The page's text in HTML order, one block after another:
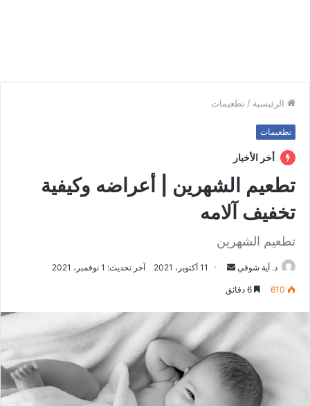
الرئيسية / تطعيمات
تطعيمات
أخر الأخبار
تطعيم الشهرين | أعراضه وكيفية
تخفيف آلامه
تطعيم الشهرين
د. آية شوقي
ل
ب
ر
ي
د
11 أكتوبر، 2021 آخر تحديث: 1 نوفمبر، 2021
610